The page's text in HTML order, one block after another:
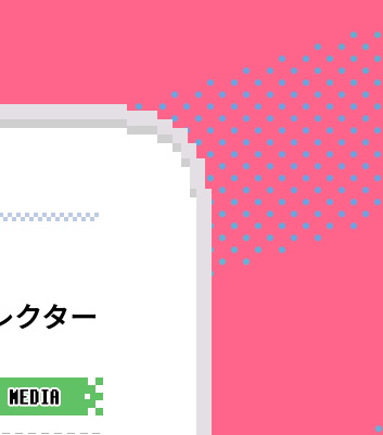
クター